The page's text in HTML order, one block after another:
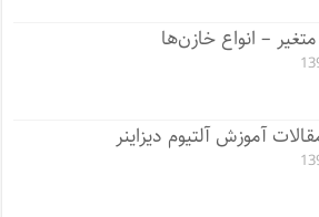
– انواع خازن‌ها
آموزش آلتیوم دیزاینر